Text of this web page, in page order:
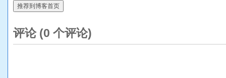
推荐到博客首页
评论 (0 个评论)